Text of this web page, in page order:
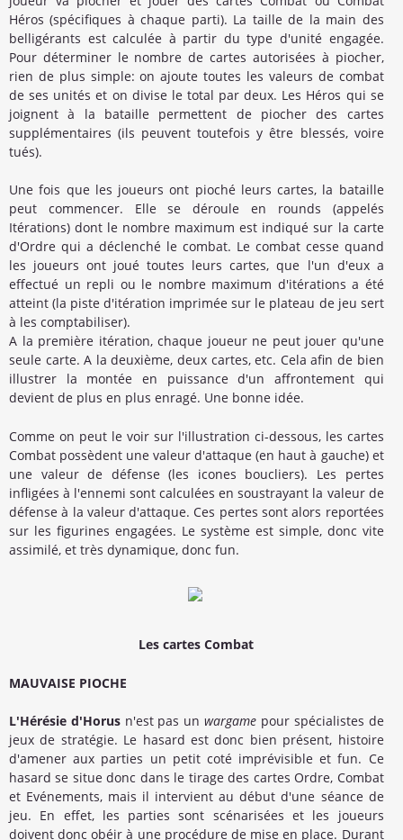
Héros (spécifiques à chaque parti). La taille de la main des
belligérants est calculée à partir du type d'unité engagée.
Pour déterminer le nombre de cartes autorisées à piocher,
rien de plus simple: on ajoute toutes les valeurs de combat
de ses unités et on divise le total par deux. Les Héros qui se
joignent à la bataille permettent de piocher des cartes
supplémentaires (ils peuvent toutefois y être blessés, voire
tués).
Une fois que les joueurs ont pioché leurs cartes, la bataille
peut commencer. Elle se déroule en rounds (appelés
Itérations) dont le nombre maximum est indiqué sur la carte
d'Ordre qui a déclenché le combat. Le combat cesse quand
les joueurs ont joué toutes leurs cartes, que l'un d'eux a
effectué un repli ou le nombre maximum d'itérations a été
atteint (la piste d'itération imprimée sur le plateau de jeu sert
à les comptabiliser).
A la première itération, chaque joueur ne peut jouer qu'une
seule carte. A la deuxième, deux cartes, etc. Cela afin de bien
illustrer la montée en puissance d'un affrontement qui
devient de plus en plus enragé. Une bonne idée.
Comme on peut le voir sur l'illustration ci-dessous, les cartes
Combat possèdent une valeur d'attaque (en haut à gauche) et
une valeur de défense (les icones boucliers). Les pertes
infligées à l'ennemi sont calculées en soustrayant la valeur de
défense à la valeur d'attaque. Ces pertes sont alors reportées
sur les figurines engagées. Le système est simple, donc vite
assimilé, et très dynamique, donc fun.
Les cartes Combat
MAUVAISE PIOCHE
L'Hérésie d'Horusn'est pas unwargame pour spécialistes de
jeux de stratégie. Le hasard est donc bien présent, histoire
d'amener aux parties un petit coté imprévisible et fun. Ce
hasard se situe donc dans le tirage des cartes Ordre, Combat
et Evénements, mais il intervient au début d'une séance de
jeu. En effet, les parties sont scénarisées et les joueurs
doivent donc obéir à une procédure de mise en place. Durant